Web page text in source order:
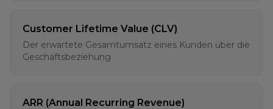
Customer Lifetime Value (CLV)
Der erwartete Gesamtumsatz eines Kunden über die
Geschäftsbeziehung
ARR (Annual Recurring Revenue)